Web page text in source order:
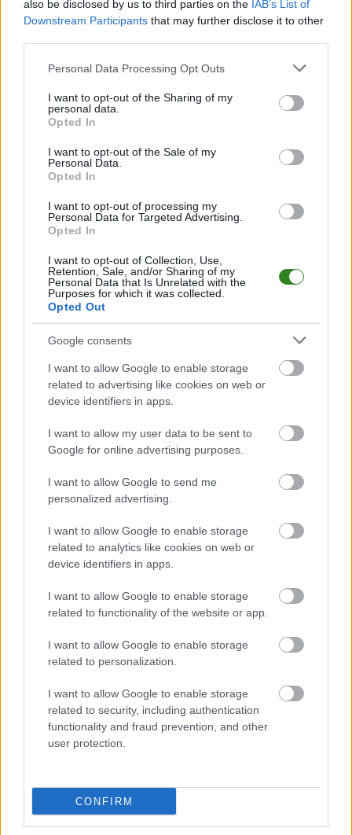
also be disclosed by us to third parties on the IAB’s List of
Downstream Participants that may further disclose it to other
Please note that this website/app uses one or more Google
not limited to your visit or usage behaviour. You may click to
grant or deny consent to Google and its third-party tags to
use your data for below specified purposes in below Google
consent section.
Personal Data Processing Opt Outs
I want to opt-out of the Sharing of my
personal data.
Opted In
I want to opt-out of the Sale of my
Personal Data.
Opted In
I want to opt-out of processing my
Personal Data for Targeted Advertising.
Opted In
I want to opt-out of Collection, Use,
Retention, Sale, and/or Sharing of my
Personal Data that Is Unrelated with the
Purposes for which it was collected.
Opted Out
Google consents
I want to allow Google to enable storage
related to advertising like cookies on web or
device identifiers in apps.
I want to allow my user data to be sent to
Google for online advertising purposes.
I want to allow Google to send me
personalized advertising.
I want to allow Google to enable storage
related to analytics like cookies on web or
device identifiers in apps.
I want to allow Google to enable storage
related to functionality of the website or app.
I want to allow Google to enable storage
related to personalization.
I want to allow Google to enable storage
related to security, including authentication
functionality and fraud prevention, and other
user protection.
CONFIRM
W miarę dostępności danych, publikujemyskłady wyjściowe,
rezerwowych, zmiany oraz listę strzelców bramek. Informacje te
Jeśli jesteś kibicem klubu Górnik Strachocina lub LKS Płowce Stróże Małe -
zaglądaj tutaj częściej. Nasz serwis regularnie dostarcza informacje o
terminach meczów, wynikach, transferach i newsach klubowych
PodkarpacieLive.pl to największa baza
bądź na bieżąco z wydarzeniami z boisk!
Analiza przed meczem: Górnik Strachocina vs LKS Płowce Stróże
Górnik Strachocina - LKS Płowce Stróże Małe
odbędzie się w
ramach 23. kolejki - Krosno > Klasa A, gr. I. Spotkanie zostanie rozegrane
Górnik Strachocinaprzystępuje do tego spotkania w roli gospodarza.
Jak drużyna radzi sobie w sezonie 2024/2025 rozgrywek Krosno > Klasa A,
gr. I przed własną publicznością? Na tej stronie możecie zobaczyć tabelę
uwzględniającą tylko mecze u siebie. W tabeli biorącej pod uwagę tylko
mecze wyjazdowe możecie natomiast sprawdzić jak spisuje się klub
Płowce Stróże Małe.
Krosno > Klasa A, gr. I - sytuacja w tabeli
Przed meczami 23. kolejki - Krosno > Klasa A, gr. I gospodarze (Górnik
Strachocina) zajmują1. miejscew tabeli. Goście (LKS Płowce Stróże Małe)
Poniżej znajdziesz także ostatnie mecze obu drużyn oraz statystyki
bramkowe.
Górnik Strachocina vs. LKS Płowce Stróże Małe - relacja, wynik na
żywo, transmisja
Wynik meczu Górnik Strachocina - LKS Płowce Stróże Małe znajdziesz na
naszej stronie zaraz po jego zakończeniu. Jeżeli szukasz informacji
meczowych, zajrzyj tutaj:Górnik Strachocina vs. LKS Płowce Stróże
Małe - wynik, składy, strzelcy
Jeżeli w internecie lub TV dostępna jest
albo innych spotkań
Krosno > Klasa A, gr. I na pewno znajdziesz takie informacje na naszym
portalu. Możliwe jednak, że nigdzie nie pojawi się stream online z tego
Asseco Resovia| Developres Rzeszów |ITA TOOLS Stal Mielec
Cellfast Wilki Krosno| Texom Stal Rzeszów|Stal Mielec
Motor Lublin|Stal Rzeszów| Stal Stalowa Wola|Wisła Kraków
Resovia|Wieczysta Kraków
Mecze dziś Wyniki LIVE Transmisje